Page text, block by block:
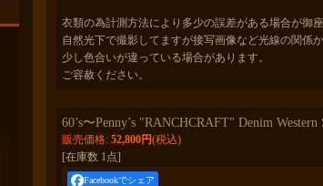
衣類の為計測方法により多少の誤差がある場合が御座
自然光下で撮影してますが接写画像など光線の関係
少し色合いが違っている場合があります。
ご容赦ください。
60’s〜Penny’s "RANCHCRAFT" Denim Western
販売価格: 52,800円(税込)
[在庫数 1点]
Facebookでシェア